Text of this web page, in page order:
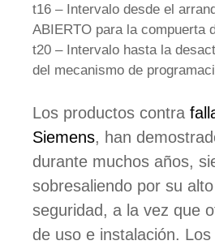
t16 – Intervalo desde el
ABIERTO para la compuerta
t20 – Intervalo hasta la
del mecanismo de
Los productos contra
Siemens, han
durante muchos años,
sobresaliendo por su
seguridad, a la vez que
de uso e instalación.